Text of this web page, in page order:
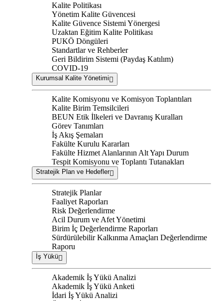
Kalite Politikası
Yönetim Kalite Güvencesi
Kalite Güvence Sistemi Yönergesi
Uzaktan Eğitim Kalite Politikası
PUKÖ Döngüleri
Standartlar ve Rehberler
Geri Bildirim Sistemi (Paydaş Katılım)
COVID-19
Kurumsal Kalite Yönetimi
Kalite Komisyonu ve Komisyon Toplantıları
Kalite Birim Temsilcileri
BEUN Etik İlkeleri ve Davranış Kuralları
Görev Tanımları
İş Akış Şemaları
Fakülte Kurulu Kararları
Fakülte Hizmet Alanlarının Alt Yapı Durum
Tespit Komisyonu ve Toplantı Tutanakları
Stratejik Plan ve Hedefler
Stratejik Planlar
Faaliyet Raporları
Risk Değerlendirme
Acil Durum ve Afet Yönetimi
Birim İç Değerlendirme Raporları
Sürdürülebilir Kalkınma Amaçları Değerlendirme
Raporu
İş Yükü
Akademik İş Yükü Analizi
Akademik İş Yükü Anketi
İdari İş Yükü Analizi